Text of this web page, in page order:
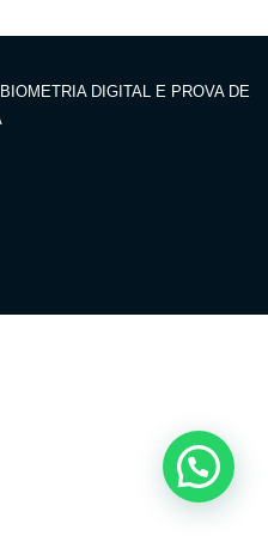
DIGITAL E PROVA DE